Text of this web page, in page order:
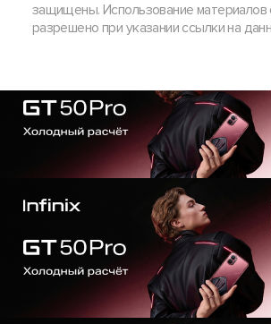
защищены. Использование материалов
разрешено при указании ссылки на